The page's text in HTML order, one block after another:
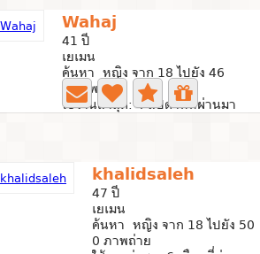
Wahaj
41 ปี
เยเมน
ค้นหา หญิง จาก 18 ไปยัง 46
0 ภาพถ่าย
ใช้งานล่าสุด: 4 สัปดาห์ที่ผ่านมา
khalidsaleh
47 ปี
เยเมน
ค้นหา หญิง จาก 18 ไปยัง 50
0 ภาพถ่าย